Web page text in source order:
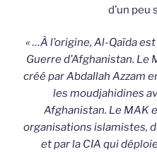
d’un peu
« …À l’origine, Al-Qaïda
Guerre d’Afghanistan. Le
créé par Abdallah Azzam
les moudjahidines
Afghanistan. Le MAK
organisations islamistes,
et par la CIA qui